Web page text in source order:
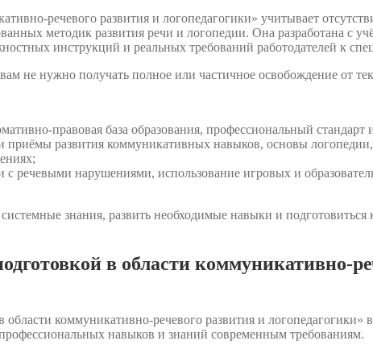
речевого развития и логопедагогики» учитывает
методик развития речи и логопедии. Она разработана с
инструкций и реальных требований работодателей к
не нужно получать полное или частичное освобождение от
правовая база образования, профессиональный стандарт
развития коммуникативных навыков, основы
речевыми нарушениями, использование игровых и
знания, развить необходимые навыки и подготовиться
в области коммуникативно-
коммуникативно-речевого развития и
навыков и знаний современным требованиям.